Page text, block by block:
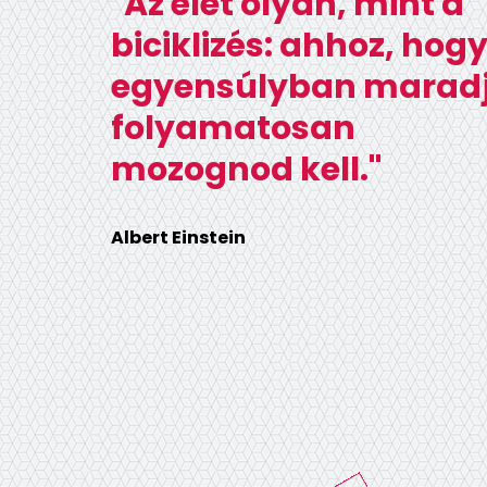
biciklizés: ahhoz, hogy
egyensúlyban
folyamatosan
mozognod kell."
Albert Einstein